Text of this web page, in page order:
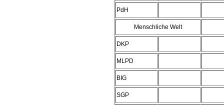
PdH
Menschliche Welt
DKP
MLPD
BIG
SGP